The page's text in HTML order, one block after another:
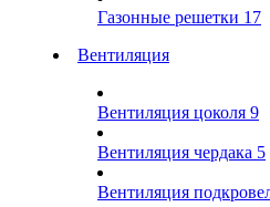
Газонные решетки 17
Вентиляция
Вентиляция цоколя 9
Вентиляция чердака 5
Вентиляция